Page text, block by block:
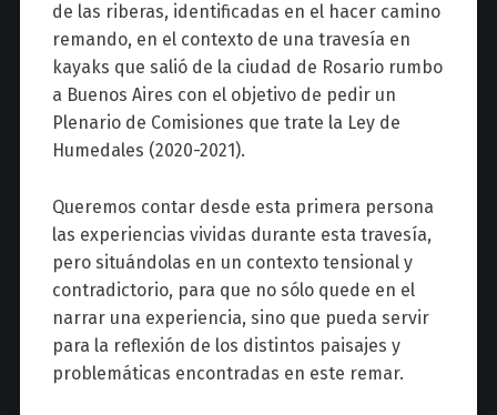
de las riberas, identificadas en el hacer camino
remando, en el contexto de una travesía en
kayaks que salió de la ciudad de Rosario rumbo
a Buenos Aires con el objetivo de pedir un
Plenario de Comisiones que trate la Ley de
Humedales (2020-2021).
Queremos contar desde esta primera persona
las experiencias vividas durante esta travesía,
pero situándolas en un contexto tensional y
contradictorio, para que no sólo quede en el
narrar una experiencia, sino que pueda servir
para la reflexión de los distintos paisajes y
problemáticas encontradas en este remar.